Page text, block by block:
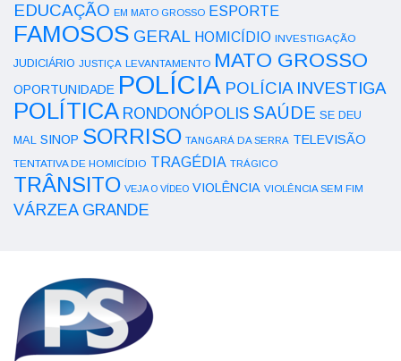
EDUCAÇÃO EM MATO GROSSO ESPORTE
FAMOSOS GERAL HOMICÍDIO INVESTIGAÇÃO
JUDICIÁRIO JUSTIÇA LEVANTAMENTO MATO GROSSO
OPORTUNIDADE POLÍCIA POLÍCIA INVESTIGA
POLÍTICA RONDONÓPOLIS SAÚDE SE DEU
MAL SINOP SORRISO TANGARÁ DA SERRA TELEVISÃO
TENTATIVA DE HOMICÍDIO TRAGÉDIA TRÁGICO
TRÂNSITO VEJA O VÍDEO VIOLÊNCIA VIOLÊNCIA SEM FIM
VÁRZEA GRANDE